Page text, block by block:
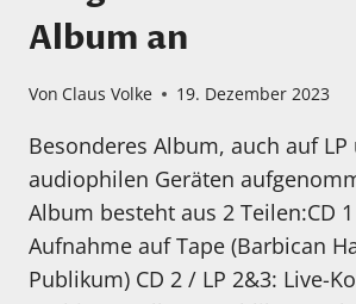
Album an
Von Claus Volke 19. Dezember 2023
Besonderes Album, auch auf
audiophilen Geräten
Album besteht aus 2 Teilen:CD
Aufnahme auf Tape (Barbican
Publikum) CD 2 / LP 2&3: Live-